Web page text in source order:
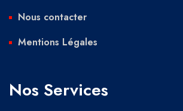
Nous contacter
Mentions Légales
Nos Services